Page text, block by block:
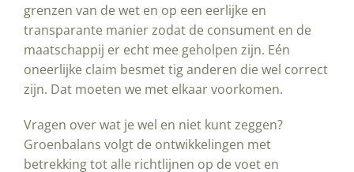
grenzen van de wet en op een eerlijke en
transparante manier zodat de consument en de
maatschappij er echt mee geholpen zijn. Eén
oneerlijke claim besmet tig anderen die wel correct
zijn. Dat moeten we met elkaar voorkomen.
Vragen over wat je wel en niet kunt zeggen?
Groenbalans volgt de ontwikkelingen met
betrekking tot alle richtlijnen op de voet en